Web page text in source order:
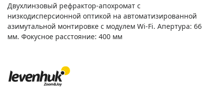
Двухлинзовый рефрактор-апохромат с
низкодисперсионной оптикой на автоматизированной
азимутальной монтировке с модулем Wi-Fi. Апертура: 66
мм. Фокусное расстояние: 400 мм